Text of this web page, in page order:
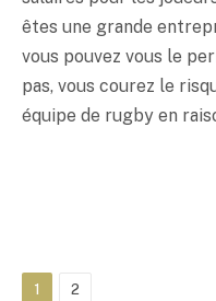
êtes une grande
vous pouvez vous le
pas, vous courez le
équipe de rugby en
1 2